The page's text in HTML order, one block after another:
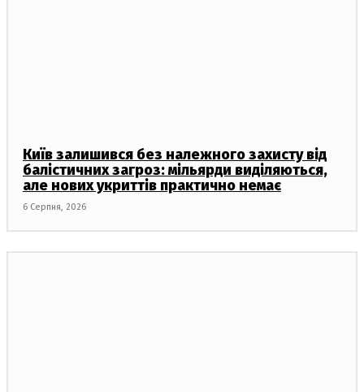
Київ залишився без належного захисту від
балістичних загроз: мільярди виділяються,
але нових укриттів практично немає
6 Серпня, 2026